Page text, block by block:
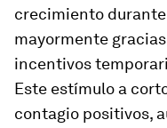
crecimiento
mayormente
incentivos
Este estímulo a
contagio positivos,